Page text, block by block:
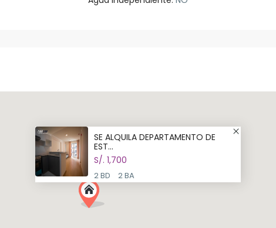
SE ALQUILA DEPARTAMENTO DE
EST...
S/. 1,700
2 BD 2 BA